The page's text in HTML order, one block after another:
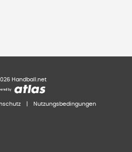
Handball.net
Nutzungsbedingungen